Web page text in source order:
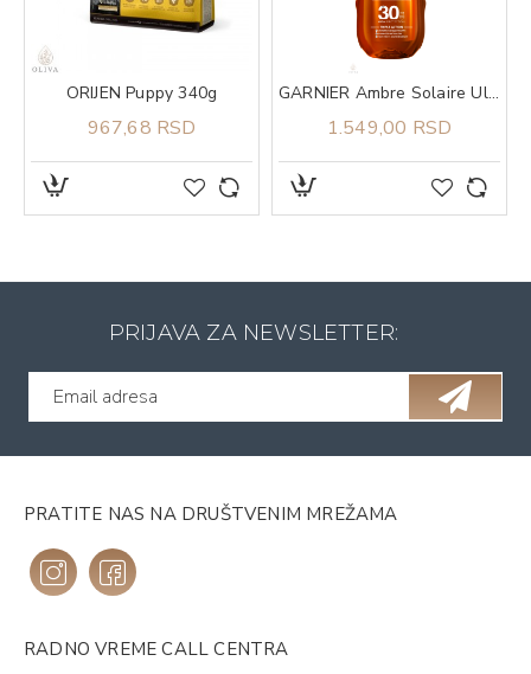
ORIJEN Puppy 340g
967,68 RSD
GARNIER Ambre Solaire Ulje u spreju za zaštitu od sunca SPF 30 150ml
1.549,00 RSD
PRIJAVA ZA NEWSLETTER:
PRATITE NAS NA DRUŠTVENIM MREŽAMA
RADNO VREME CALL CENTRA